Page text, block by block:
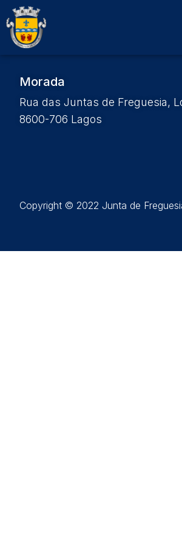
Morada
Rua das Juntas de Freguesia,
8600-706 Lagos
Copyright © 2022 Junta de